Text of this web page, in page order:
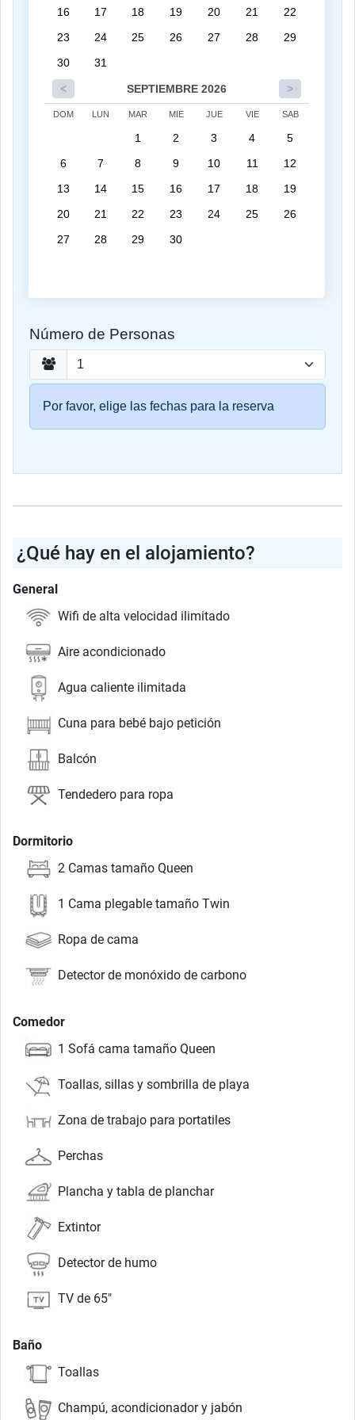
16
17 18 19 20 21
22
23
24 25 26 27 28
29
30
31
< SEPTIEMBRE 2026 >
DOM LUN MAR MIE JUE VIE SAB
1 2 3 4
5
6
7 8 9 10 11
12
13
14 15 16 17 18
19
20
21 22 23 24 25
26
27
28 29 30
Número de Personas
Por favor, elige las fechas para la reserva
¿Qué hay en el alojamiento?
General
Wifi de alta velocidad ilimitado
Aire acondicionado
Agua caliente ilimitada
Cuna para bebé bajo petición
Balcón
Tendedero para ropa
Dormitorio
2 Camas tamaño Queen
1 Cama plegable tamaño Twin
Ropa de cama
Detector de monóxido de carbono
Comedor
1 Sofá cama tamaño Queen
Toallas, sillas y sombrilla de playa
Zona de trabajo para portatiles
Perchas
Plancha y tabla de planchar
Extintor
Detector de humo
TV de 65"
Baño
Toallas
Champú, acondicionador y jabón